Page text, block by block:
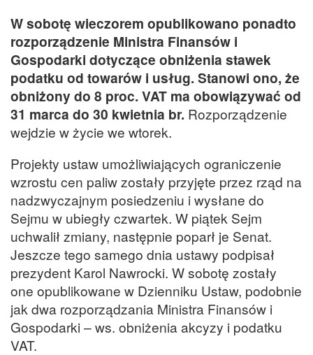
W sobotę wieczorem opublikowano ponadto
rozporządzenie Ministra Finansów i
Gospodarki dotyczące obniżenia stawek
podatku od towarów i usług. Stanowi ono, że
obniżony do 8 proc. VAT ma obowiązywać od
31 marca do 30 kwietnia br. Rozporządzenie
wejdzie w życie we wtorek.
Projekty ustaw umożliwiających ograniczenie
wzrostu cen paliw zostały przyjęte przez rząd na
nadzwyczajnym posiedzeniu i wysłane do
Sejmu w ubiegły czwartek. W piątek Sejm
uchwalił zmiany, następnie poparł je Senat.
Jeszcze tego samego dnia ustawy podpisał
prezydent Karol Nawrocki. W sobotę zostały
one opublikowane w Dzienniku Ustaw, podobnie
jak dwa rozporządzania Ministra Finansów i
Gospodarki – ws. obniżenia akcyzy i podatku
VAT.